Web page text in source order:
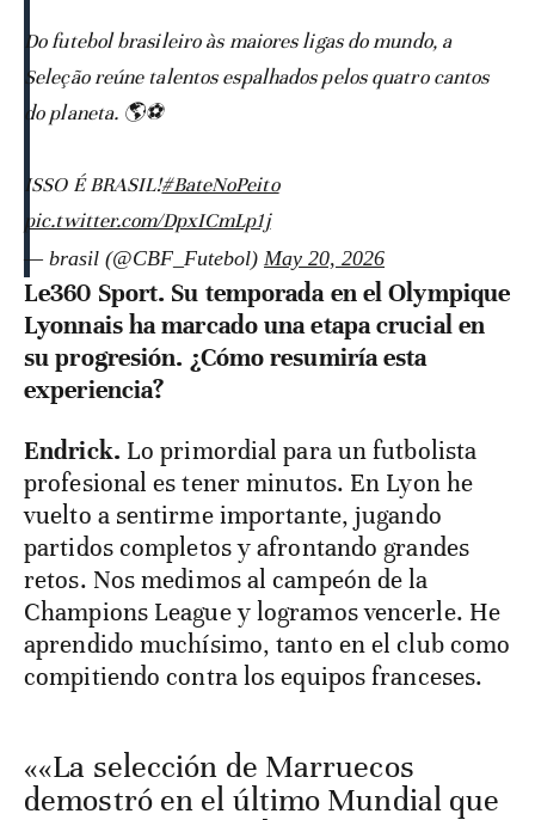
Do futebol brasileiro às maiores ligas do mundo, a
Seleção reúne talentos espalhados pelos quatro cantos
do planeta. 🌎⚽️
ISSO É BRASIL!#BateNoPeito
pic.twitter.com/DpxICmLp1j
— brasil (@CBF_Futebol) May 20, 2026
Le360 Sport. Su temporada en el Olympique
Lyonnais ha marcado una etapa crucial en
su progresión. ¿Cómo resumiría esta
experiencia?
Endrick. Lo primordial para un futbolista
profesional es tener minutos. En Lyon he
vuelto a sentirme importante, jugando
partidos completos y afrontando grandes
retos. Nos medimos al campeón de la
Champions League y logramos vencerle. He
aprendido muchísimo, tanto en el club como
compitiendo contra los equipos franceses.
««La selección de Marruecos
demostró en el último Mundial que